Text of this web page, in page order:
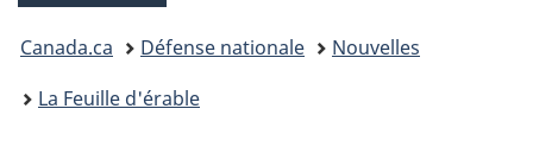
Vous
êtes
Canada.ca Défense nationale
Nouvelles
La Feuille d'érable